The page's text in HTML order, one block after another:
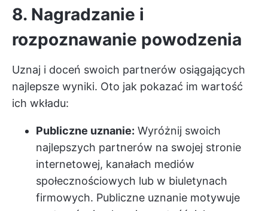
8. Nagradzanie i
rozpoznawanie powodzenia
Uznaj i doceń swoich partnerów osiągających
najlepsze wyniki. Oto jak pokazać im wartość
ich wkładu:
Publiczne uznanie: Wyróżnij swoich
najlepszych partnerów na swojej stronie
internetowej, kanałach mediów
społecznościowych lub w biuletynach
firmowych. Publiczne uznanie motywuje